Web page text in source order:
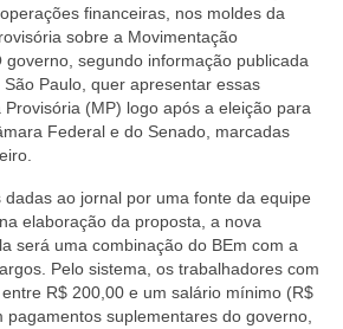
financeiras, nos moldes da
sobre a Movimentação
governo, segundo informação publicada
Paulo, quer apresentar essas
(MP) logo após a eleição para
Federal e do Senado, marcadas
dadas ao jornal por uma fonte da equipe
elaboração da proposta, a nova
será uma combinação do BEm com a
Pelo sistema, os trabalhadores com
R$ 200,00 e um salário mínimo (R$
pagamentos suplementares do governo,